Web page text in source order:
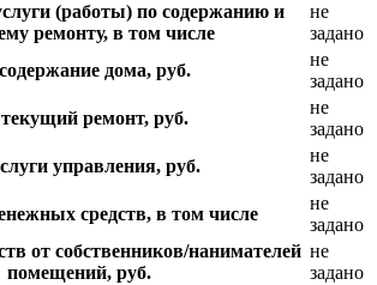
(работы) по содержанию и
ремонту, в том числе
не
задано
дома, руб.
не
задано
текущий ремонт, руб.
не
задано
управления, руб.
не
задано
средств, в том числе
не
задано
от собственников/нанимателей
помещений, руб.
не
задано